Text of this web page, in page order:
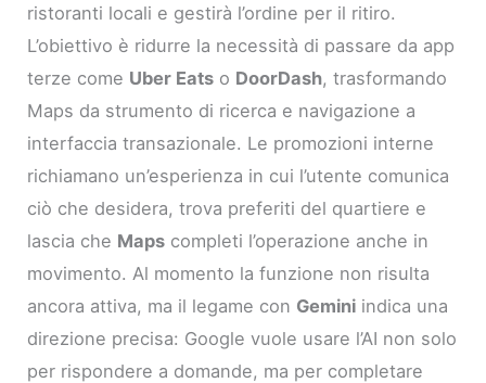
ristoranti locali e gestirà l’ordine per il ritiro.
L’obiettivo è ridurre la necessità di passare da app
terze come Uber Eats o DoorDash, trasformando
Maps da strumento di ricerca e navigazione a
interfaccia transazionale. Le promozioni interne
richiamano un’esperienza in cui l’utente comunica
ciò che desidera, trova preferiti del quartiere e
lascia che Maps completi l’operazione anche in
movimento. Al momento la funzione non risulta
ancora attiva, ma il legame con Gemini indica una
direzione precisa: Google vuole usare l’AI non solo
per rispondere a domande, ma per completare